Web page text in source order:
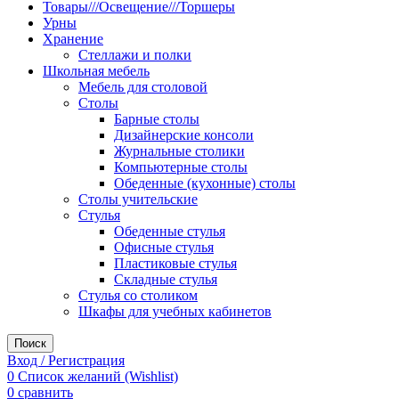
Товары///Освещение///Торшеры
Урны
Хранение
Стеллажи и полки
Школьная мебель
Мебель для столовой
Столы
Барные столы
Дизайнерские консоли
Журнальные столики
Компьютерные столы
Обеденные (кухонные) столы
Столы учительские
Стулья
Обеденные стулья
Офисные стулья
Пластиковые стулья
Складные стулья
Стулья со столиком
Шкафы для учебных кабинетов
Поиск
Вход / Регистрация
0 Список желаний (Wishlist)
0 сравнить